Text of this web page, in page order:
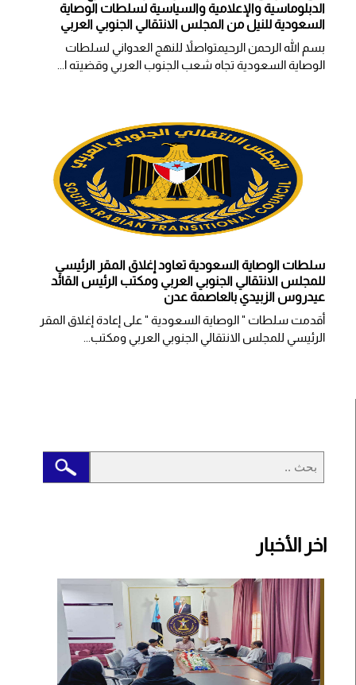
الدبلوماسية والإعلامية والسياسية لسلطات الوصاية
السعودية للنيل من المجلس الانتقالي الجنوبي العربي
بسم الله الرحمن الرحيمتواصلاً للنهج العدواني لسلطات
الوصاية السعودية تجاه شعب الجنوب العربي وقضيته ا...
سلطات الوصاية السعودية تعاود إغلاق المقر الرئيسي
للمجلس الانتقالي الجنوبي العربي ومكتب الرئيس القائد
عيدروس الزبيدي بالعاصمة عدن
أقدمت سلطات " الوصاية السعودية " على إعادة إغلاق المقر
الرئيسي للمجلس الانتقالي الجنوبي العربي ومكتب...
اخر الأخبار